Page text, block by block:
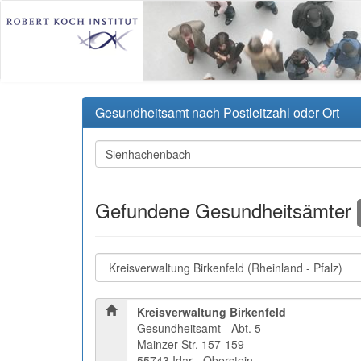
Gesundheitsamt nach Postleitzahl oder Ort
Gefundene Gesundheitsämter
Kreisverwaltung Birkenfeld
Gesundheitsamt - Abt. 5
Mainzer Str. 157-159